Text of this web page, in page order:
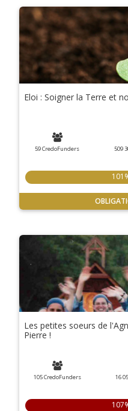
Eloi : Soigner la Terre et
59 CredoFunders 509
Les petites soeurs de
Pierre !
105 CredoFunders 16